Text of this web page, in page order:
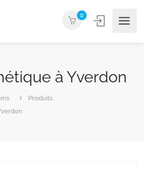
0
à Yverdon
Produits